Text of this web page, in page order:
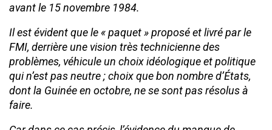
avant le 15 novembre 1984.
Il est évident que le « paquet » proposé et livré par le
FMI, derrière une vision très technicienne des
problèmes, véhicule un choix idéologique et politique
qui n’est pas neutre ; choix que bon nombre d’États,
dont la Guinée en octobre, ne se sont pas résolus à
faire.